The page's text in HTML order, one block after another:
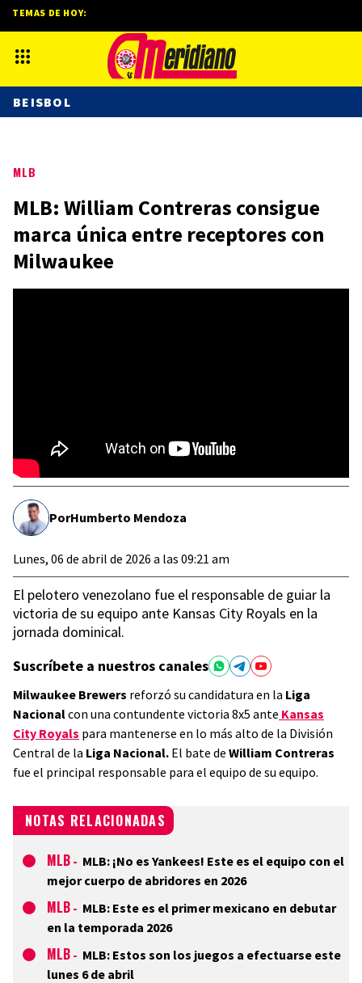
MLB
MLB: William Contreras consigue
marca única entre receptores con
Milwaukee
PorHumberto Mendoza
Lunes, 06 de abril de 2026 a las 09:21 am
El pelotero venezolano fue el responsable de guiar la
victoria de su equipo ante Kansas City Royals en la
jornada dominical.
Suscríbete a nuestros canales
Milwaukee Brewers reforzó su candidatura en la Liga
Nacionalcon una contundente victoria 8x5 ante Kansas
City Royals para mantenerse en lo más alto de la División
Central de la Liga Nacional. El bate de William Contreras
fue el principal responsable para el equipo de su equipo.
NOTAS RELACIONADAS
MLB - MLB: ¡No es Yankees! Este es el equipo con el
mejor cuerpo de abridores en 2026
MLB - MLB: Este es el primer mexicano en debutar
en la temporada 2026
MLB - MLB: Estos son los juegos a efectuarse este
lunes 6 de abril
TEMAS DE HOY:
BEISBOL